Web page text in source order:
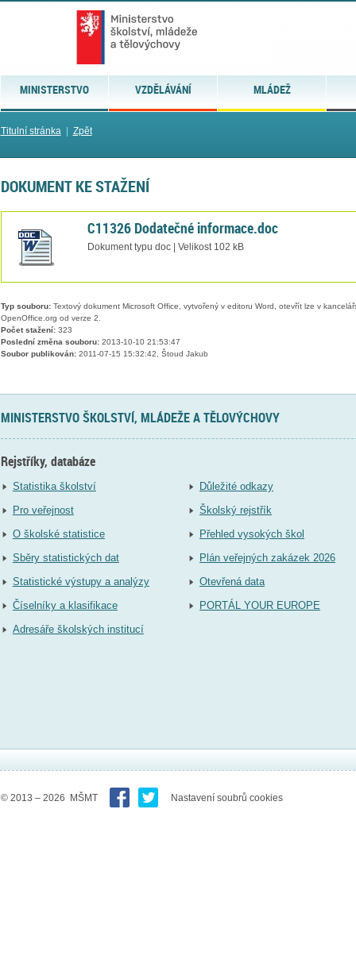
MINISTERSTVO VZDĚLÁVÁNÍ MLÁDEŽ
Titulní stránka| Zpět
DOKUMENT KE STAŽENÍ
C11326 Dodatečné informace.doc
Dokument typu doc | Velikost 102 kB
Typ souboru:Textový dokument Microsoft Office, vytvořený v editoru Word, otevřít lze v
OpenOffice.org od verze 2.
Počet stažení:323
Poslední změna souboru:2013-10-10 21:53:47
Soubor publikován:2011-07-15 15:32:42, Štoud Jakub
MINISTERSTVO ŠKOLSTVÍ, MLÁDEŽE A TĚLOVÝCHOVY
Rejstříky, databáze
Statistika školství
Pro veřejnost
O školské statistice
Sběry statistických dat
Statistické výstupy a analýzy
Číselníky a klasifikace
Adresáře školských institucí
Důležité odkazy
Školský rejstřík
Přehled vysokých škol
Plán veřejných zakázek 2026
Otevřená data
PORTÁL YOUR EUROPE
© 2013 – 2026 MŠMT Nastavení soubrů cookies